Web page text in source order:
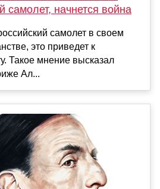
самолет, начнется война
самолет в своем
это приведет к
Такое мнение высказал
Ал...